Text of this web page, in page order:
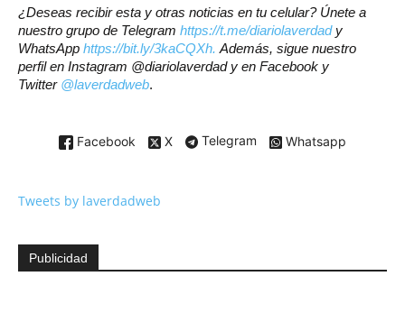
¿Deseas recibir esta y otras noticias en tu celular? Únete a
nuestro grupo de Telegram https://t.me/diariolaverdady
WhatsApp https://bit.ly/3kaCQXh. Además, sigue nuestro
perfil en Instagram @diariolaverdad y en Facebook y
Twitter @laverdadweb.
Facebook X Telegram Whatsapp
Tweets by laverdadweb
Publicidad